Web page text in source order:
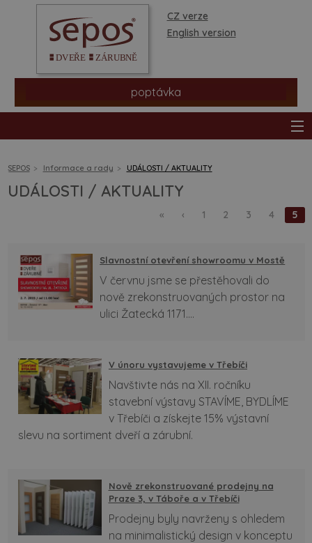
CZ verze
English version
poptávka
informace a rady
SEPOS Informace a rady UDÁLOSTI / AKTUALITY
UDÁLOSTI / AKTUALITY
« ‹ 1 2 3 4 5
Slavnostní otevření showroomu v Mostě
V červnu jsme se přestěhovali do
nově zrekonstruovaných prostor na
ulici Žatecká 1171....
V únoru vystavujeme v Třebíči
Navštivte nás na XII. ročníku
stavební výstavy STAVÍME, BYDLÍME
v Třebíči a získejte 15% výstavní
slevu na sortiment dveří a zárubní.
Nově zrekonstruované prodejny na
Praze 3, v Táboře a v Třebíči
Prodejny byly navrženy s ohledem
na minimalistický design v konceptu